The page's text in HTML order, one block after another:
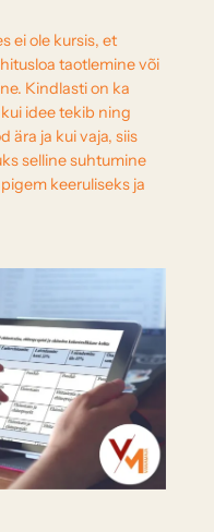
ei ole kursis, et
taotlemine või
Kindlasti on ka
idee tekib ning
ära ja kui vaja, siis
selline suhtumine
keeruliseks ja